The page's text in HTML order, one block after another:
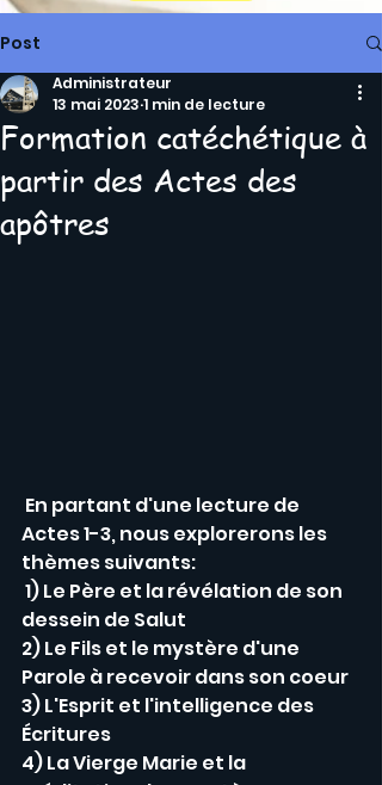
Post
Formation catéchétique à
partir des Actes des
apôtres
Administrateur
13 mai 2023 1 min de lecture
Actes 1-3, nous explorerons les
thèmes suivants:
dessein de Salut
2) Le Fils et le mystère d'une
Parole à recevoir dans son coeur
3) L'Esprit et l'intelligence des
Écritures
4) La Vierge Marie et la